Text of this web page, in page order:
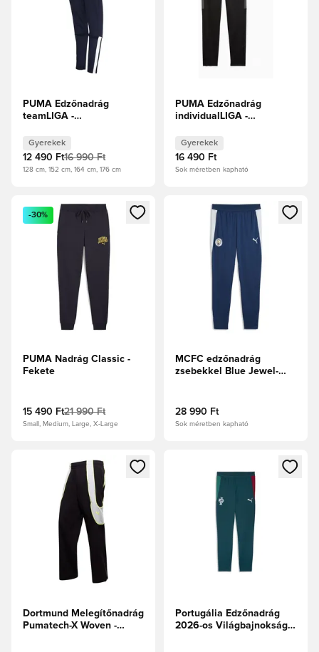
PUMA Edzőnadrág
teamLIGA -
Fehér Gyerek
Gyerekek
12 490 Ft16 990 Ft
128 cm, 152 cm, 164 cm, 176 cm
PUMA Edzőnadrág
individualLIGA -
Árnyékszürke Gyerek
Gyerekek
16 490 Ft
Sok méretben kapható
Megnyit egy modált a bejelentkezéshez vagy a tagként
-30%
PUMA Nadrág Classic -
Fekete
15 490 Ft21 990 Ft
Small, Medium, Large, X-Large
Megnyit egy modált a
MCFC edzőnadrág
zsebekkel Blue Jewel-
28 990 Ft
Sok méretben kapható
Megnyit egy modált a bejelentkezéshez vagy a tagként
Dortmund Melegítőnadrág
Pumatech-X Woven -
Megnyit egy modált a
Portugália Edzőnadrág
2026-os Világbajnokság -